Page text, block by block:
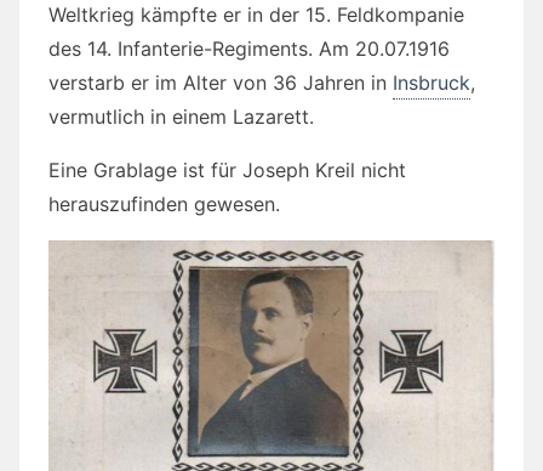
Weltkrieg kämpfte er in der 15. Feldkompanie
des 14. Infanterie-Regiments. Am 20.07.1916
verstarb er im Alter von 36 Jahren in Insbruck,
vermutlich in einem Lazarett.
Eine Grablage ist für Joseph Kreil nicht
herauszufinden gewesen.